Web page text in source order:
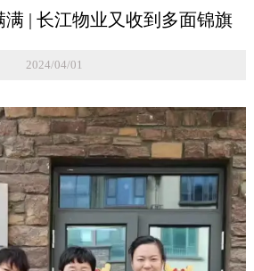
| 长江物业又收到多面锦旗
2024/04/01